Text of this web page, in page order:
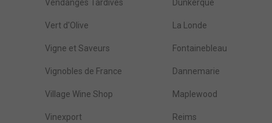
Vendanges Tardives Dunkerque
Vert d'Olive La Londe
Vigne et Saveurs Fontainebleau
Vignobles de France Dannemarie
Village Wine Shop Maplewood
Vinexport Reims